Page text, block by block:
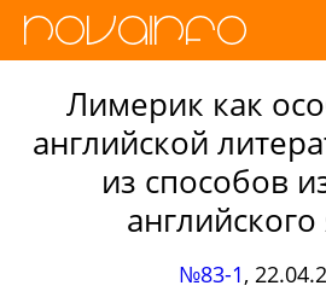
Лимерик как
английской
из способов
№83-1,